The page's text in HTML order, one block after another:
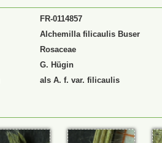
FR-0114857
Alchemilla filicaulis Buser
Rosaceae
G. Hügin
als A. f. var. filicaulis